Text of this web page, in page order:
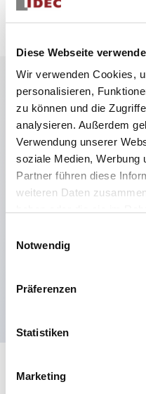
Diese Webseite
Wir verwenden Cookies,
personalisieren,
zu können und die
analysieren. Außerdem
Verwendung unserer
soziale Medien, Werbung
Partner führen diese
weiteren Daten
Notwendig
Präferenzen
Statistiken
Marketing
Hauptmerkmale
Anwendbar in
Atmosphären
Bis zu 3 Kontaktblöcke
Finger-sichere (IP20)
Dokumente und